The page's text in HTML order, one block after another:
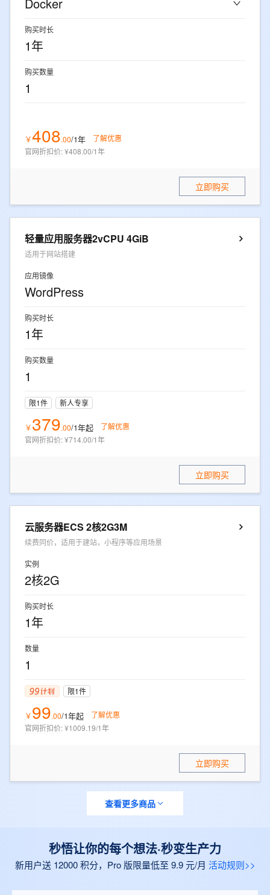
购买时长
1年
购买数量
1
￥408.00/1年
了解优惠
官网折扣价:¥408.00/1年
立即购买
轻量应用服务器2vCPU 4GiB
适用于网站搭建
应用镜像
WordPress
购买时长
1年
购买数量
1
限1件 新人专享
￥379.00/1年起
了解优惠
官网折扣价:¥714.00/1年
立即购买
云服务器ECS 2核2G3M
续费同价，适用于建站，小程序等应用场景
实例
2核2G
购买时长
1年
数量
1
限1件
￥99.00/1年起
了解优惠
官网折扣价:¥1009.19/1年
立即购买
查看更多商品
秒悟让你的每个想法·秒变生产力
新用户送 12000 积分，Pro 版限量低至 9.9 元/月 活动规则>>